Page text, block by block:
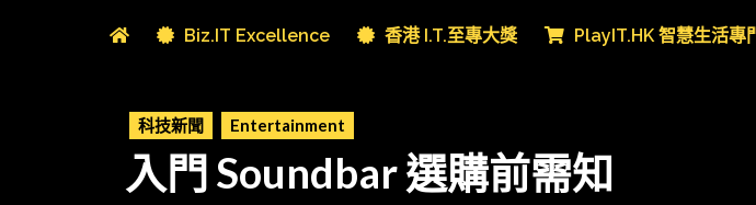
Biz.IT Excellence 香港 I.T.至專大獎 PlayIT.HK 智慧生活專
科技新聞 Entertainment
入門 Soundbar 選購前需知